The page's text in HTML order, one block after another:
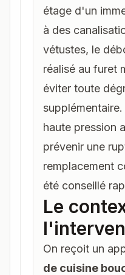
étage d'un
à des
vétustes, le
réalisé au furet
éviter toute
haute pression
prévenir une
remplacement
été conseillé
Le
On reçoit un
de cuisine